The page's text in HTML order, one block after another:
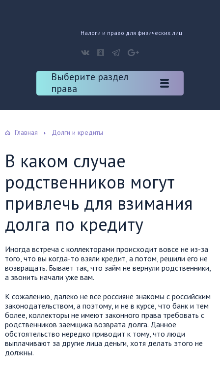
Налоги и право для физических лиц
Выберите раздел
права
Главная Долги и кредиты
В каком случае
родственников могут
привлечь для взимания
долга по кредиту
Иногда встреча с коллекторами происходит вовсе не из-за
того, что вы когда-то взяли кредит, а потом, решили его не
возвращать. Бывает так, что займ не вернули родственники,
а звонить начали уже вам.
К сожалению, далеко не все россияне знакомы с российским
законодательством, а поэтому, и не в курсе, что банк и тем
более, коллекторы не имеют законного права требовать с
родственников заемщика возврата долга. Данное
обстоятельство нередко приводит к тому, что люди
выплачивают за другие лица деньги, хотя делать этого не
должны.